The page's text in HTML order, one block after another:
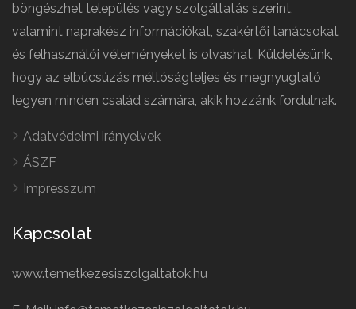
böngészhet település vagy szolgáltatás szerint,
valamint naprakész információkat, szakértői tanácsokat
és felhasználói véleményeket is olvashat. Küldetésünk,
hogy az elbúcsúzás méltóságteljes és megnyugtató
legyen minden család számára, akik hozzánk fordulnak.
Adatvédelmi irányelvek
ÁSZF
Impresszum
Kapcsolat
www.temetkezesiszolgaltatok.hu